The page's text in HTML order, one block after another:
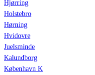
Hjørring
Holstebro
Hørning
Hvidovre
Juelsminde
Kalundborg
København K